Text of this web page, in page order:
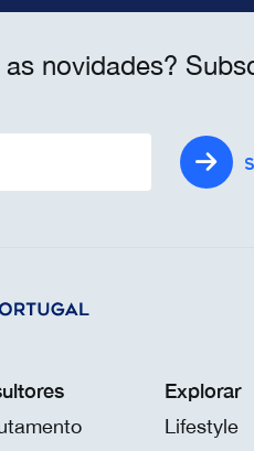
novidades?
Explorar
Lifestyle